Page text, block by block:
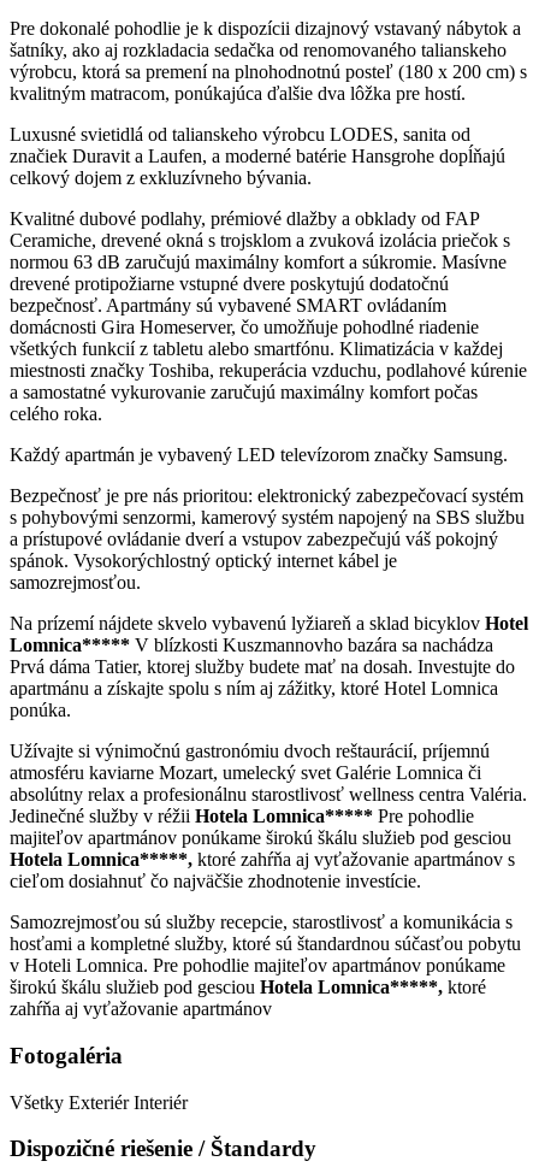
Pre dokonalé pohodlie je k dispozícii dizajnový vstavaný nábytok a
šatníky, ako aj rozkladacia sedačka od renomovaného talianskeho
výrobcu, ktorá sa premení na plnohodnotnú posteľ (180 x 200 cm) s
kvalitným matracom, ponúkajúca ďalšie dva lôžka pre hostí.
Luxusné svietidlá od talianskeho výrobcu LODES, sanita od
značiek Duravit a Laufen, a moderné batérie Hansgrohe dopĺňajú
celkový dojem z exkluzívneho bývania.
Kvalitné dubové podlahy, prémiové dlažby a obklady od FAP
Ceramiche, drevené okná s trojsklom a zvuková izolácia priečok s
normou 63 dB zaručujú maximálny komfort a súkromie. Masívne
drevené protipožiarne vstupné dvere poskytujú dodatočnú
bezpečnosť. Apartmány sú vybavené SMART ovládaním
domácnosti Gira Homeserver, čo umožňuje pohodlné riadenie
všetkých funkcií z tabletu alebo smartfónu. Klimatizácia v každej
miestnosti značky Toshiba, rekuperácia vzduchu, podlahové kúrenie
a samostatné vykurovanie zaručujú maximálny komfort počas
celého roka.
Každý apartmán je vybavený LED televízorom značky Samsung.
Bezpečnosť je pre nás prioritou: elektronický zabezpečovací systém
s pohybovými senzormi, kamerový systém napojený na SBS službu
a prístupové ovládanie dverí a vstupov zabezpečujú váš pokojný
spánok. Vysokorýchlostný optický internet kábel je
samozrejmosťou.
Na prízemí nájdete skvelo vybavenú lyžiareň a sklad bicyklov Hotel
Lomnica***** V blízkosti Kuszmannovho bazára sa nachádza
Prvá dáma Tatier, ktorej služby budete mať na dosah. Investujte do
apartmánu a získajte spolu s ním aj zážitky, ktoré Hotel Lomnica
ponúka.
Užívajte si výnimočnú gastronómiu dvoch reštaurácií, príjemnú
atmosféru kaviarne Mozart, umelecký svet Galérie Lomnica či
absolútny relax a profesionálnu starostlivosť wellness centra Valéria.
Jedinečné služby v réžii Hotela Lomnica***** Pre pohodlie
majiteľov apartmánov ponúkame širokú škálu služieb pod gesciou
Hotela Lomnica*****, ktoré zahŕňa aj vyťažovanie apartmánov s
cieľom dosiahnuť čo najväčšie zhodnotenie investície.
Samozrejmosťou sú služby recepcie, starostlivosť a komunikácia s
hosťami a kompletné služby, ktoré sú štandardnou súčasťou pobytu
v Hoteli Lomnica. Pre pohodlie majiteľov apartmánov ponúkame
širokú škálu služieb pod gesciou Hotela Lomnica*****, ktoré
zahŕňa aj vyťažovanie apartmánov
Fotogaléria
Všetky ExteriérInteriér
Dispozičné riešenie / Štandardy